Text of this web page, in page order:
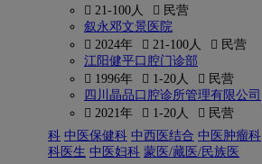
 21-100人
 民营
叙永邓文景医院
 2024年
 21-100人
 民营
江阳健平口腔门诊部
 1996年
 1-20人
 民营
四川晶品口腔诊所管理有限公司
 2021年
 1-20人  民营
科 中医保健科 中西医结合 中医肿瘤科
科医生 中医妇科 蒙医/藏医/民族医